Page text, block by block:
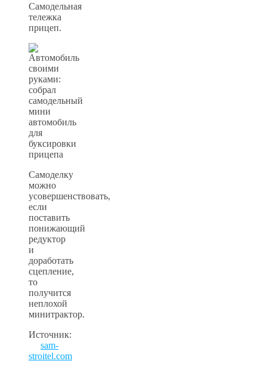
Самодельная
тележка
прицеп.
Самоделку
можно
усовершенствовать,
если
поставить
понижающий
редуктор
и
доработать
сцепление,
то
получится
неплохой
минитрактор.
Источник:
sam-
stroitel.com